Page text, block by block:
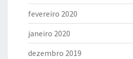
fevereiro 2020
janeiro 2020
dezembro 2019